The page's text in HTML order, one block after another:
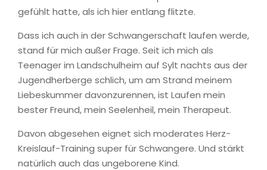
gefühlt hatte, als ich hier entlang flitzte.
Dass ich auch in der Schwangerschaft laufen werde,
stand für mich außer Frage. Seit ich mich als
Teenager im Landschulheim auf Sylt nachts aus der
Jugendherberge schlich, um am Strand meinem
Liebeskummer davonzurennen, ist Laufen mein
bester Freund, mein Seelenheil, mein Therapeut.
Davon abgesehen eignet sich moderates Herz-
Kreislauf-Training super für Schwangere. Und stärkt
natürlich auch das ungeborene Kind.